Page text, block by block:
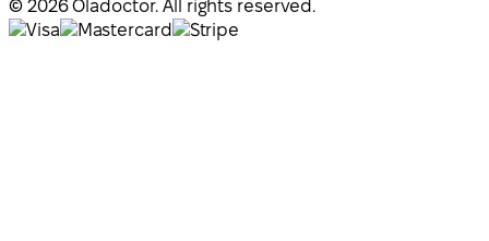
© 2026 Oladoctor. All rights reserved.